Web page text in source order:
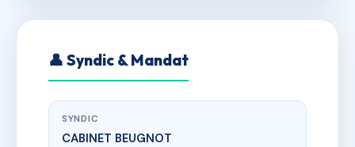
👤 Syndic & Mandat
SYNDIC
CABINET BEUGNOT